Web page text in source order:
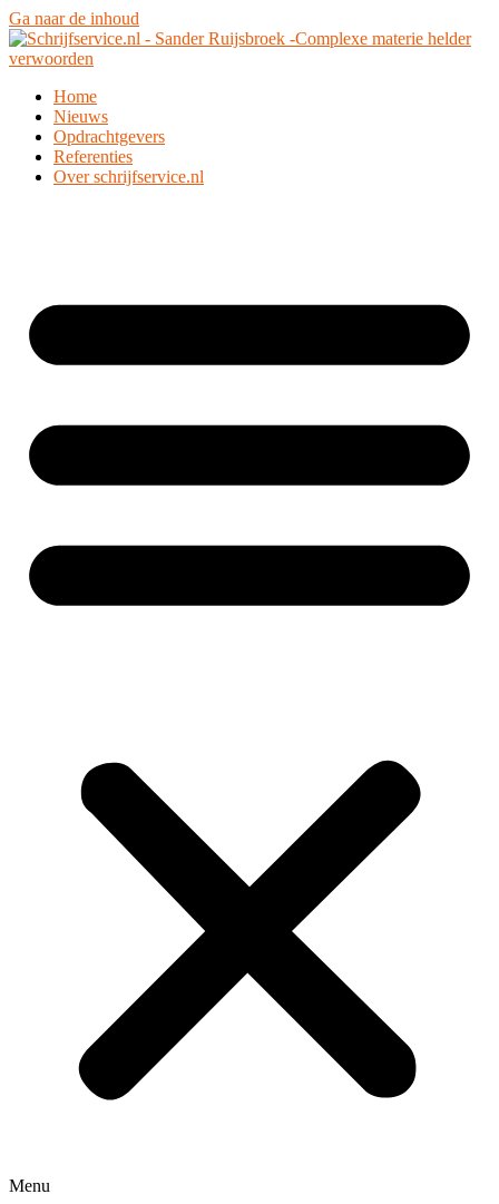
Ga naar de inhoud
Home
Nieuws
Opdrachtgevers
Referenties
Over schrijfservice.nl
Menu